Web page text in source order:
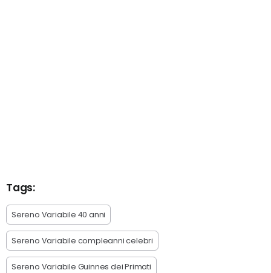
Tags:
Sereno Variabile 40 anni
Sereno Variabile compleanni celebri
Sereno Variabile Guinnes dei Primati